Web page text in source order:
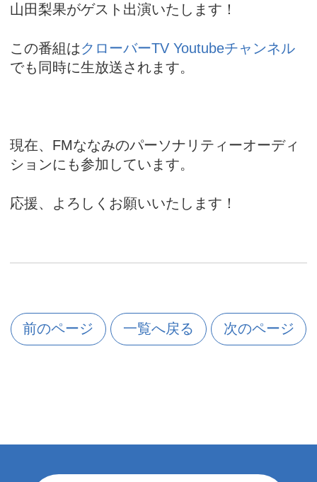
山田梨果がゲスト出演いたします！
この番組はクローバーTV Youtubeチャンネル
でも同時に生放送されます。
現在、FMななみのパーソナリティーオーディ
ションにも参加しています。
応援、よろしくお願いいたします！
前のページ 一覧へ戻る 次のページ